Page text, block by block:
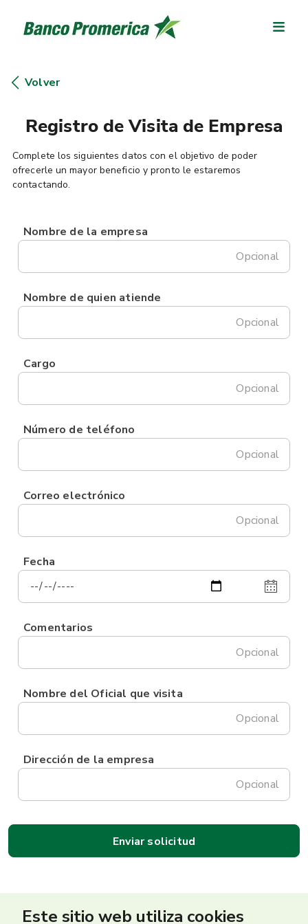
Volver
Registro de Visita de Empresa
Complete los siguientes datos con el objetivo de poder
ofrecerle un mayor beneficio y pronto le estaremos
contactando.
Nombre de la empresa
Opcional
Nombre de quien atiende
Opcional
Cargo
Opcional
Número de teléfono
Opcional
Correo electrónico
Opcional
Fecha
Comentarios
Opcional
Nombre del Oficial que visita
Opcional
Dirección de la empresa
Opcional
Este sitio web utiliza cookies